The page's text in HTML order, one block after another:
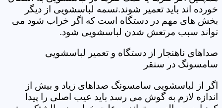
خورده اند باید تعمیر شوند.تسمه لباسشویی از دیگر
بخش های مهم در دستگاه است که اگر خراب شود می
تواند سبب مرتعش شدن لباسشویی شود.
صداهای ناهنجار از دستگاه و تعمیر لباسشویی
سامسونگ در سنقر
اگر از لباسشویی سامسونگ صداهای زیاد و بیش از
اندازه لازم به گوش می رسد باید عیب اصلی را پیدا